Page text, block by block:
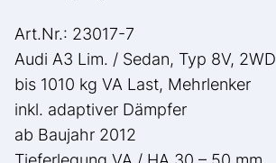
Art.Nr.: 23017-7
Audi A3 Lim. / Sedan, Typ 8V, 2WD
bis 1010 kg VA Last, Mehrlenker
inkl. adaptiver Dämpfer
ab Baujahr 2012